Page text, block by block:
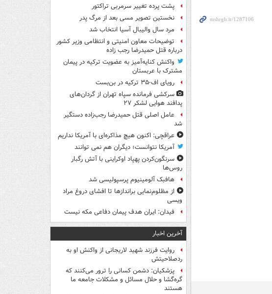
پشت پرده تغییر سرمربی تراکتور
نخستین تصویر مسی بعد از مرگ پدر
مرد سال والیبال آسیا انتخاب شد
توضیحات معاون امنیتی و انتظامی وزیر کشور
درباره قتل حمیدرضا رجب زاده
واکنش کنایه‌آمیز به عضویت ترکیه در پیمان
مشترک با عربستان
رویای اف-۳۵ ترکیه در بن‌بست
سرکشی فرمانده سپاه تهران از گردان‌های
پدافند هوایی لشکر ۲۷
عامل اصلی قتل حمیدرضا رجب‌زاده دستگیر
شد
عراقچی: اکنون هیچ مذاکره‌ای با آمریکا نداریم
آمریکا نتوانست؛ دیگران هم نمی توانند
سرنگون‌کردن پهپاد اوکراینی با آتش رگبار
روس‌ها
هافبک آلومینیوم پرسپولیسی شد
از مظلوم‌نمایی براندازها تا افشای دروغ مراد
ویسی
فیدان: ایران هدف پیمان دفاعی مکه نیست
آخرین اخبار
روایت فرزند شهید لاریجانی از واکنش او به
ردصلاحیتش
پزشکیان: دشمن کسانی را ترور می‌کنند که
گره‌گشا و حلال مسائل و مشکلات جامعه ما
هستند